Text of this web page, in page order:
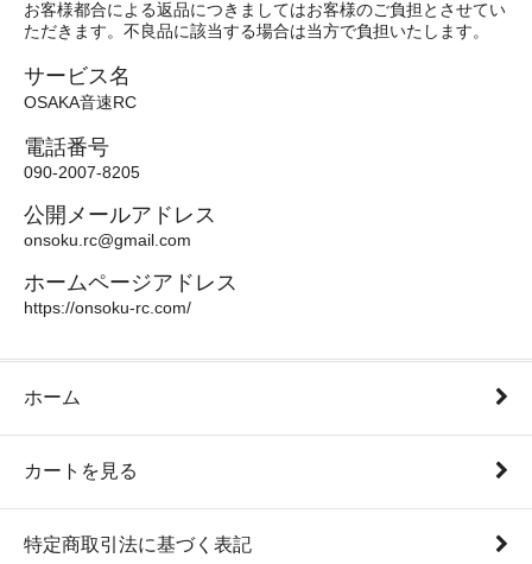
お客様都合による返品につきましてはお客様のご負担とさせてい
ただきます。不良品に該当する場合は当方で負担いたします。
サービス名
OSAKA音速RC
電話番号
090-2007-8205
公開メールアドレス
onsoku.rc@gmail.com
ホームページアドレス
https://onsoku-rc.com/
ホーム
カートを見る
特定商取引法に基づく表記